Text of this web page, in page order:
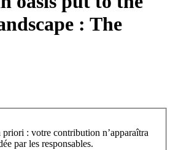
: The
priori : votre contribution n’apparaîtra
par les responsables.